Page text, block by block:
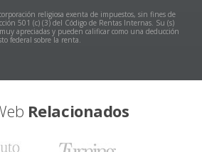
religiosa exenta de impuestos, sin fines de
501 (c) (3) del Código de Rentas Internas. Su (s)
apreciadas y pueden calificar como una deducción
federal sobre la renta.
Relacionados